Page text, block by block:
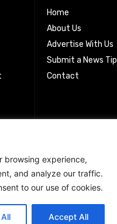
browsing experience,
and analyze our traffic.
to our use of cookies.
Accept All
Home
About Us
Advertise With Us
Submit a News Tip
Contact